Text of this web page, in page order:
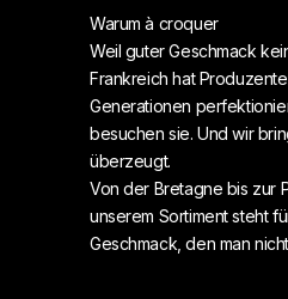
Warum à croquer
Weil guter Geschmack
Frankreich hat
Generationen
besuchen sie. Und wir
überzeugt.
Von der Bretagne bis zur
unserem Sortiment steht
Geschmack, den man